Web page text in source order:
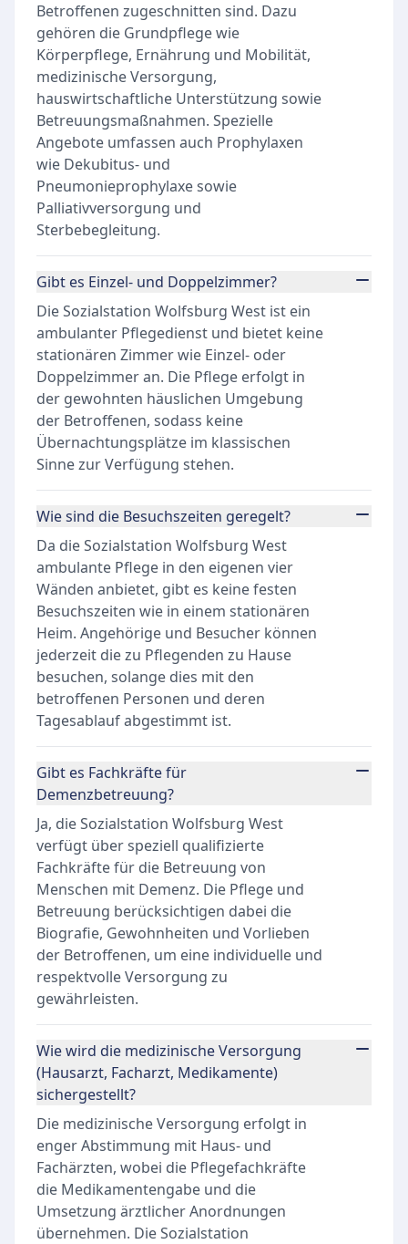
Betroffenen zugeschnitten sind. Dazu
gehören die Grundpflege wie
Körperpflege, Ernährung und Mobilität,
medizinische Versorgung,
hauswirtschaftliche Unterstützung sowie
Betreuungsmaßnahmen. Spezielle
Angebote umfassen auch Prophylaxen
wie Dekubitus- und
Pneumonieprophylaxe sowie
Palliativversorgung und
Sterbebegleitung.
Gibt es Einzel- und Doppelzimmer?
Die Sozialstation Wolfsburg West ist ein
ambulanter Pflegedienst und bietet keine
stationären Zimmer wie Einzel- oder
Doppelzimmer an. Die Pflege erfolgt in
der gewohnten häuslichen Umgebung
der Betroffenen, sodass keine
Übernachtungsplätze im klassischen
Sinne zur Verfügung stehen.
Wie sind die Besuchszeiten geregelt?
Da die Sozialstation Wolfsburg West
ambulante Pflege in den eigenen vier
Wänden anbietet, gibt es keine festen
Besuchszeiten wie in einem stationären
Heim. Angehörige und Besucher können
jederzeit die zu Pflegenden zu Hause
besuchen, solange dies mit den
betroffenen Personen und deren
Tagesablauf abgestimmt ist.
Gibt es Fachkräfte für
Demenzbetreuung?
Ja, die Sozialstation Wolfsburg West
verfügt über speziell qualifizierte
Fachkräfte für die Betreuung von
Menschen mit Demenz. Die Pflege und
Betreuung berücksichtigen dabei die
Biografie, Gewohnheiten und Vorlieben
der Betroffenen, um eine individuelle und
respektvolle Versorgung zu
gewährleisten.
Wie wird die medizinische Versorgung
(Hausarzt, Facharzt, Medikamente)
sichergestellt?
Die medizinische Versorgung erfolgt in
enger Abstimmung mit Haus- und
Fachärzten, wobei die Pflegefachkräfte
die Medikamentengabe und die
Umsetzung ärztlicher Anordnungen
übernehmen. Die Sozialstation